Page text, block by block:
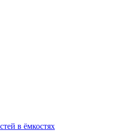
в ёмкостях